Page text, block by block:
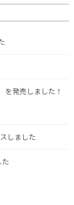
を発売しました！
しました